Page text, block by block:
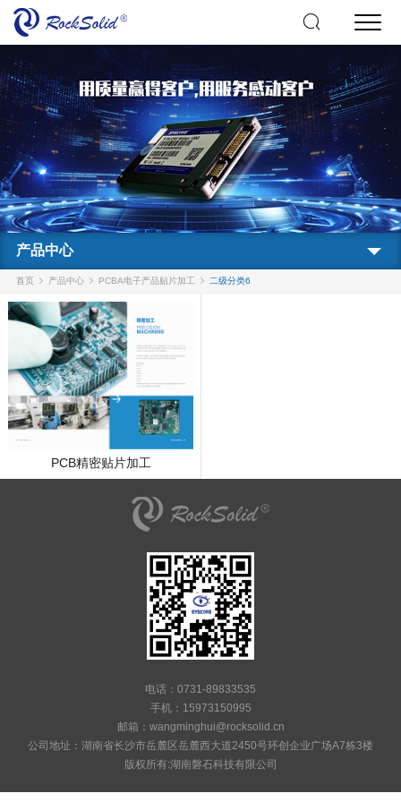
产品中心
首页 产品中心 PCBA电子产品贴片加工 二级分类6
PCB精密贴片加工
电话：0731-89833535
手机：15973150995
邮箱：wangminghui@rocksolid.cn
公司地址：湖南省长沙市岳麓区岳麓西大道2450号环创企业广场A7栋3楼
版权所有:湖南磐石科技有限公司